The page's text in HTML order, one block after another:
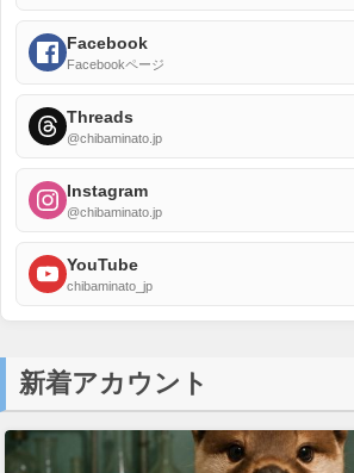
Facebook
Facebookページ
Threads
@chibaminato.jp
Instagram
@chibaminato.jp
YouTube
chibaminato_jp
新着アカウント